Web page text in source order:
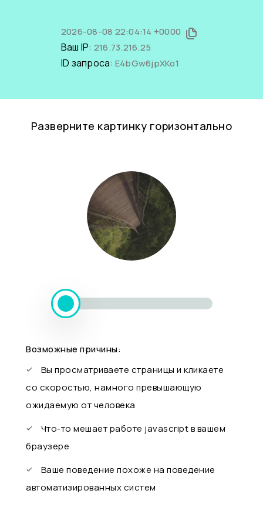
2026-08-08 22:04:14 +0000
Ваш IP: 216.73.216.25
ID запроса: E4bGw6jpXKo1
Разверните картинку горизонтально
Возможные причины:
Вы просматриваете страницы и кликаете
со скоростью, намного превышающую
ожидаемую от человека
Что-то мешает работе javascript в вашем
браузере
Ваше поведение похоже на поведение
автоматизированных систем